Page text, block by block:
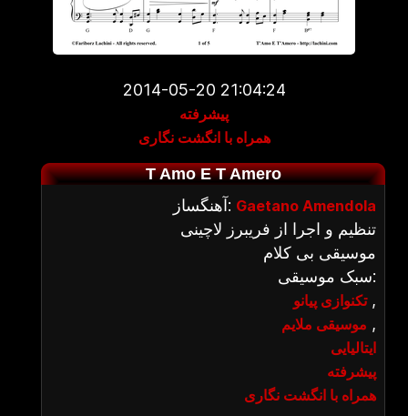
2014-05-20 21:04:24
پیشرفته
همراه با انگشت نگاری
T Amo E T Amero
آهنگساز: Gaetano Amendola
تنظیم و اجرا از فریبرز لاچینی
موسیقی بی کلام
سبک موسیقی:
تکنوازی پیانو,
موسیقی ملایم ,
ایتالیایی
پیشرفته
همراه با انگشت نگاری